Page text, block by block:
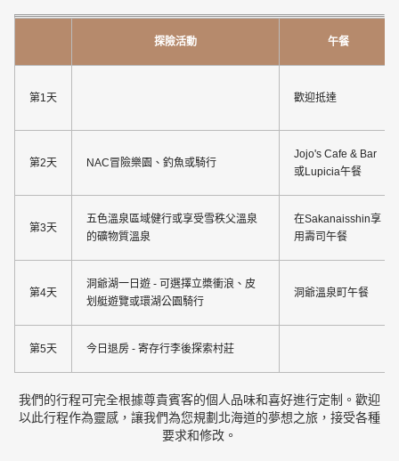
探險活動 午餐
第1天 歡迎抵達
第2天 NAC冒險樂園、釣魚或騎行
Jojo's Cafe & Bar
或Lupicia午餐
第3天
五色溫泉區域健行或享受雪秩父溫泉
的礦物質溫泉
在Sakanaisshin享
用壽司午餐
第4天
洞爺湖一日遊 - 可選擇立槳衝浪、皮
划艇遊覽或環湖公園騎行
洞爺溫泉町午餐
第5天 今日退房 - 寄存行李後探索村莊
我們的行程可完全根據尊貴賓客的個人品味和喜好進行定制。歡迎
以此行程作為靈感，讓我們為您規劃北海道的夢想之旅，接受各種
要求和修改。